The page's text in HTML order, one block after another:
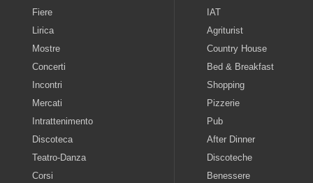
Fiere
Lirica
Mostre
Concerti
Incontri
Mercati
Intrattenimento
Discoteca
Teatro-Danza
Corsi
IAT
Agriturist
Country House
Bed & Breakfast
Shopping
Pizzerie
Pub
After Dinner
Discoteche
Benessere